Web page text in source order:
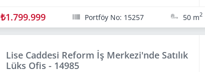
₺1.799.999 Portföy No: 15257 50 m2
Lise Caddesi Reform İş Merkezi'nde Satılık
Lüks Ofis - 14985